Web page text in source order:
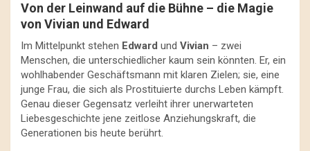
Von der Leinwand auf die Bühne – die Magie
von Vivian und Edward
Im Mittelpunkt stehen Edward und Vivian – zwei
Menschen, die unterschiedlicher kaum sein könnten. Er, ein
wohlhabender Geschäftsmann mit klaren Zielen; sie, eine
junge Frau, die sich als Prostituierte durchs Leben kämpft.
Genau dieser Gegensatz verleiht ihrer unerwarteten
Liebesgeschichte jene zeitlose Anziehungskraft, die
Generationen bis heute berührt.